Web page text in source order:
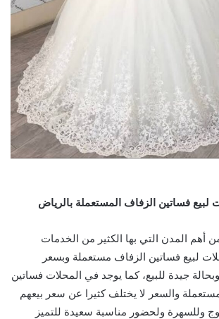
أهم المدن التي بها الكثير من الخدمات
لبيع فساتين الزفاف مستعملة وبسعر
جيدة للبيع، كما يوجد في المحلات فساتين
والسعر لا يختلف كثيرا عن سعر بيعهم
وللسهرة ولحضور مناسبة سعيدة للتميز